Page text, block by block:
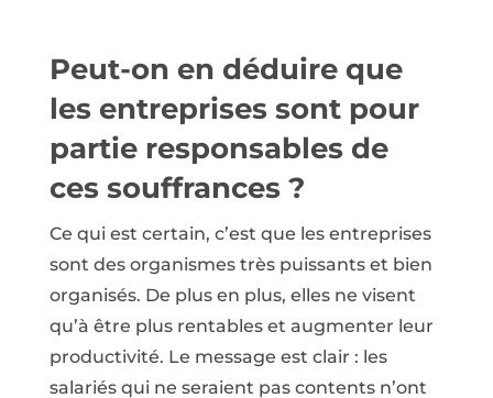
Peut-on en déduire que
les entreprises sont pour
partie responsables de
ces souffrances ?
Ce qui est certain, c’est que les entreprises
sont des organismes très puissants et bien
organisés. De plus en plus, elles ne visent
qu’à être plus rentables et augmenter leur
productivité. Le message est clair : les
salariés qui ne seraient pas contents n’ont